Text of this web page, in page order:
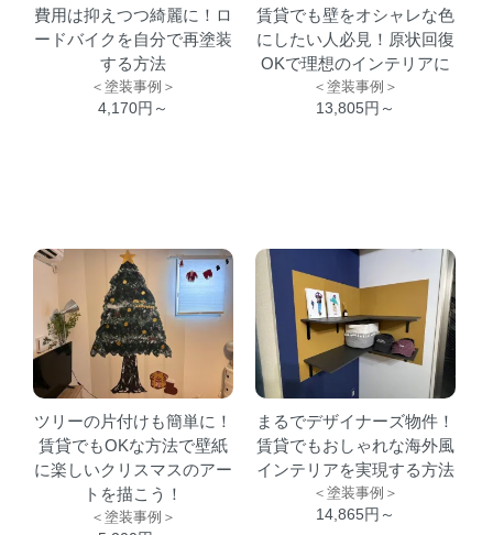
費用は抑えつつ綺麗に！ロ
ードバイクを自分で再塗装
する方法
＜塗装事例＞
4,170円～
賃貸でも壁をオシャレな色
にしたい人必見！原状回復
OKで理想のインテリアに
＜塗装事例＞
13,805円～
ツリーの片付けも簡単に！
賃貸でもOKな方法で壁紙
に楽しいクリスマスのアー
トを描こう！
＜塗装事例＞
まるでデザイナーズ物件！
賃貸でもおしゃれな海外風
インテリアを実現する方法
＜塗装事例＞
14,865円～